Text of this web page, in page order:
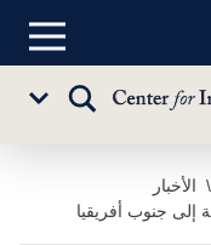
القائمة
تبديل
الأخبار
جنوب أفريقيا